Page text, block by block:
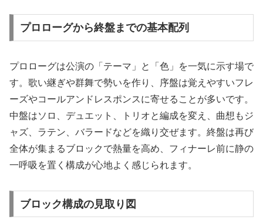
プロローグから終盤までの基本配列
プロローグは公演の「テーマ」と「色」を一気に示す場で
す。歌い継ぎや群舞で勢いを作り、序盤は覚えやすいフレ
ーズやコールアンドレスポンスに寄せることが多いです。
中盤はソロ、デュエット、トリオと編成を変え、曲想もジ
ャズ、ラテン、バラードなどを織り交ぜます。終盤は再び
全体が集まるブロックで熱量を高め、フィナーレ前に静の
一呼吸を置く構成が心地よく感じられます。
ブロック構成の見取り図